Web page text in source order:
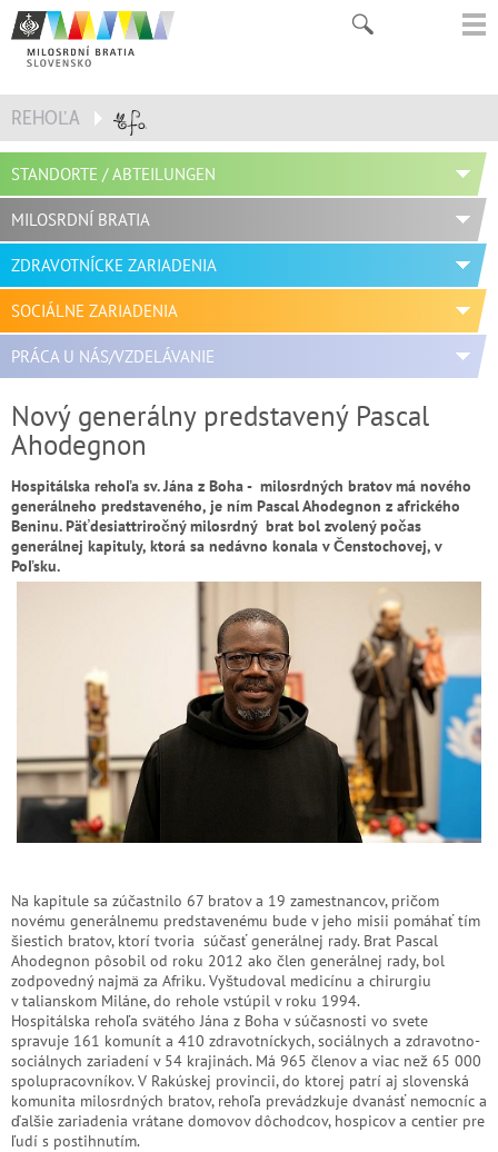
REHOĽA
STANDORTE / ABTEILUNGEN
MILOSRDNÍ BRATIA
ZDRAVOTNÍCKE ZARIADENIA
SOCIÁLNE ZARIADENIA
PRÁCA U NÁS/VZDELÁVANIE
Nový generálny predstavený Pascal
Ahodegnon
Hospitálska rehoľa sv. Jána z Boha - milosrdných bratov má nového
generálneho predstaveného, je ním Pascal Ahodegnon z afrického
Beninu. Päťdesiattriročný milosrdný brat bol zvolený počas
generálnej kapituly, ktorá sa nedávno konala v Čenstochovej, v
Poľsku.
Na kapitule sa zúčastnilo 67 bratov a 19 zamestnancov, pričom
novému generálnemu predstavenému bude v jeho misii pomáhať tím
šiestich bratov, ktorí tvoria súčasť generálnej rady. Brat Pascal
Ahodegnon pôsobil od roku 2012 ako člen generálnej rady, bol
zodpovedný najmä za Afriku. Vyštudoval medicínu a chirurgiu
v talianskom Miláne, do rehole vstúpil v roku 1994.
Hospitálska rehoľa svätého Jána z Boha v súčasnosti vo svete
spravuje 161 komunít a 410 zdravotníckych, sociálnych a zdravotno-
sociálnych zariadení v 54 krajinách. Má 965 členov a viac než 65 000
spolupracovníkov. V Rakúskej provincii, do ktorej patrí aj slovenská
komunita milosrdných bratov, rehoľa prevádzkuje dvanásť nemocníc a
ďalšie zariadenia vrátane domovov dôchodcov, hospicov a centier pre
ľudí s postihnutím.